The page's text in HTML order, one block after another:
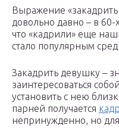
Выражение
довольно давно – в 60-
что «кадрили» еще
стало популярным
Закадрить девушку –
заинтересоваться
установить с нею
парней получается
непринужденно, но